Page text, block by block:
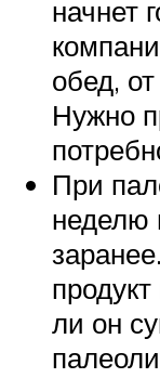
начнет
обед,
Нужно
При
неделю
ли он